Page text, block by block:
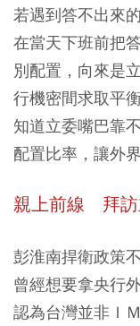
若遇到答不出來
在當天下班前把
別配置，向來是
行機密間求取平
知道立委嘴巴靠
配置比率，讓外
親上前線 拜
彭淮南捍衛政策
曾經想要拿央行
認為台灣並非Ｉ